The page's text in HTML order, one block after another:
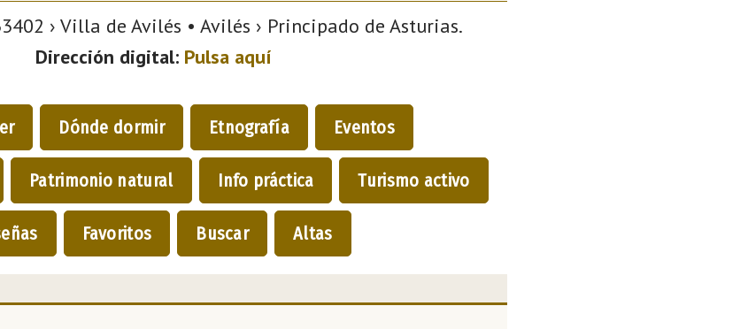
› Villa de Avilés • Avilés › Principado de Asturias.
Dirección digital: Pulsa aquí
Dónde dormir Etnografía Eventos
Patrimonio natural Info práctica Turismo activo
Favoritos Buscar Altas